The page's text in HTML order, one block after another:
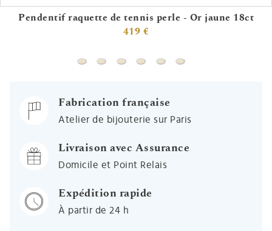
Pendentif raquette de tennis perle - Or jaune 18ct
419 €
Pendentif raquette de tennis perle - Or
Pendentif coureur - Or jaune 9ct
Pendentif danseuse - Or jaune 9ct
Pendentif moto brillant - Or
Pendentif ballon de foot -
Pendentif planche à
Fabrication française
Atelier de bijouterie sur Paris
Livraison avec Assurance
Domicile et Point Relais
Expédition rapide
À partir de 24 h